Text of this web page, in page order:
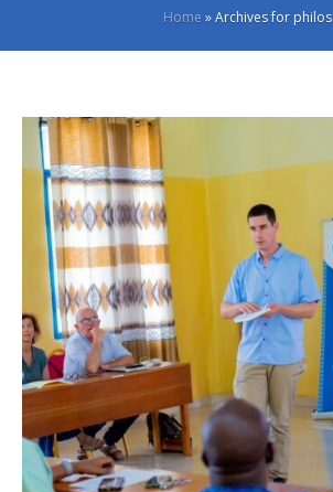
Home »Archives for philos